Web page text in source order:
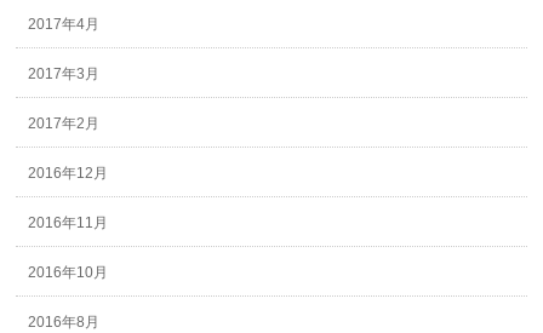
2017年4月
2017年3月
2017年2月
2016年12月
2016年11月
2016年10月
2016年8月